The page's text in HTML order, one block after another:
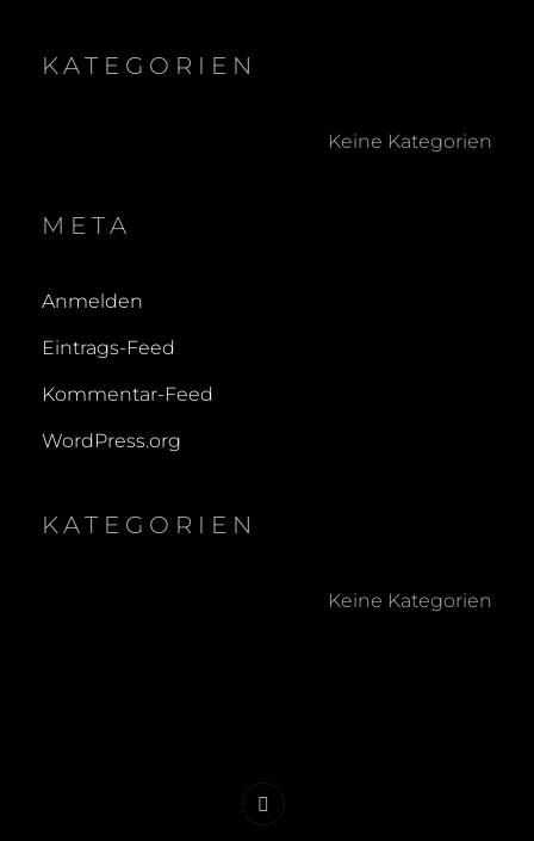
KATEGORIEN
Keine Kategorien
META
Anmelden
Eintrags-Feed
Kommentar-Feed
WordPress.org
KATEGORIEN
Keine Kategorien